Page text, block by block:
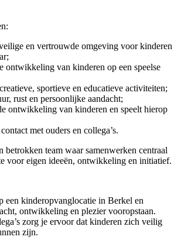
en vertrouwde omgeving voor kinderen
ontwikkeling van kinderen op een speelse
sportieve en educatieve activiteiten;
rust en persoonlijke aandacht;
ontwikkeling van kinderen en speelt hierop
met ouders en collega’s.
betrokken team waar samenwerken centraal
voor eigen ideeën, ontwikkeling en initiatief.
een kinderopvanglocatie in Berkel en
ontwikkeling en plezier vooropstaan.
zorg je ervoor dat kinderen zich veilig
zijn.